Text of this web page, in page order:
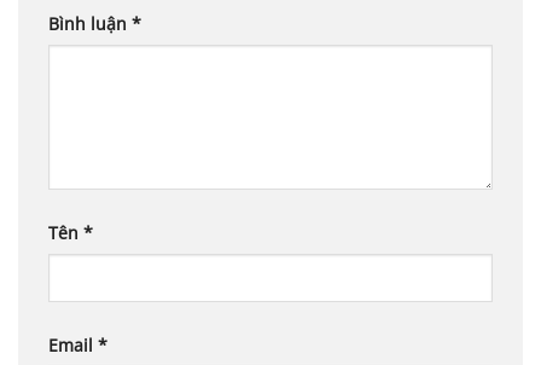
Bình luận *
Tên *
Email *